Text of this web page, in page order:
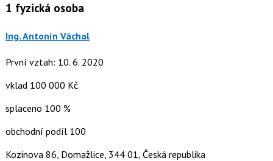
1 fyzická osoba
Ing. Antonín Váchal
První vztah: 10. 6. 2020
vklad 100 000 Kč
splaceno 100 %
obchodní podíl 100
Kozinova 86, Domažlice, 344 01, Česká republika